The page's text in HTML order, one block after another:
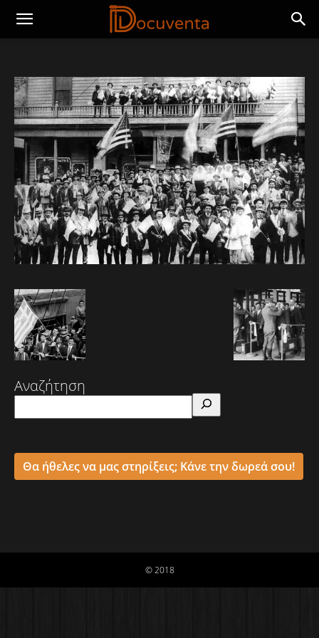
Αναζήτηση
Θα ήθελες να μας στηρίξεις; Κάνε την δωρεά σου!
© 2018